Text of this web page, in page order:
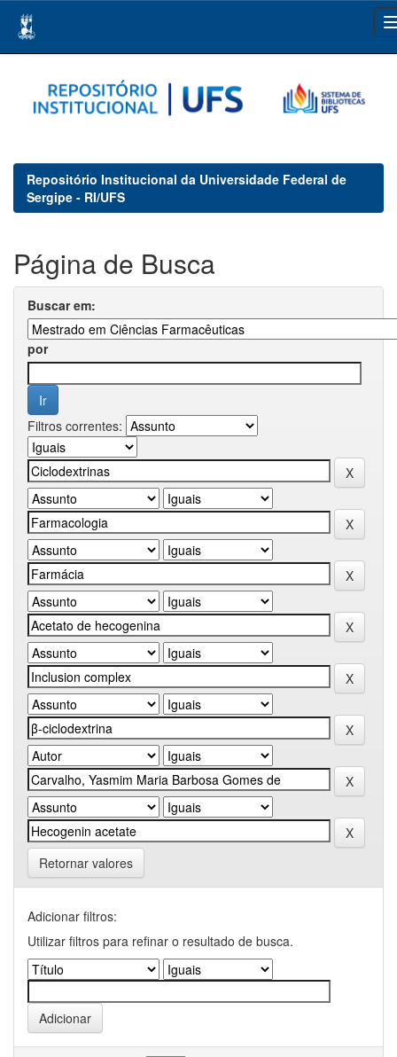
navigation
Repositório Institucional da Universidade Federal de
Sergipe - RI/UFS
Página de Busca
Buscar em:
por
Filtros correntes:
Retornar valores
Adicionar filtros:
Utilizar filtros para refinar o resultado de busca.